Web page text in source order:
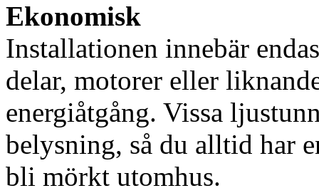
Ekonomisk
Installationen innebär
delar, motorer eller
energiåtgång. Vissa
belysning, så du alltid har
bli mörkt utomhus.